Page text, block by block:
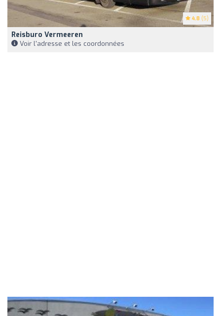
4.8 (5)
Reisburo Vermeeren
Voir l'adresse et les coordonnées